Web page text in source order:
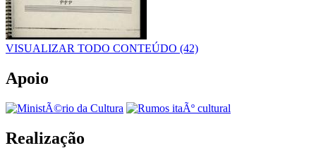
VISUALIZAR TODO CONTEÚDO (42)
Apoio
Realização